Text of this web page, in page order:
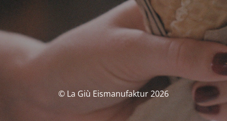
© La Giù Eismanufaktur 2026